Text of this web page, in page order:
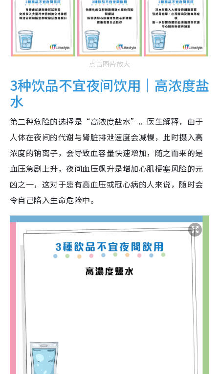
点击图片放大
3种饮品不宜夜间饮用｜高浓度盐
水
第二种危险的选择是“高浓度盐水”。医生解释，由于
人体在夜间的代谢与肾脏排泄速度会减慢，此时摄入高
浓度的钠离子，会导致血容量快速增加，随之而来的是
血压急剧上升，夜间血压飙升是增加心肌梗塞风险的元
凶之一，这对于患有高血压或冠心病的人来说，随时会
令自己陷入生命危险中。